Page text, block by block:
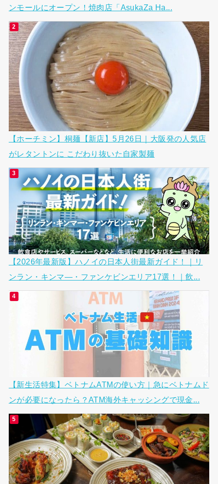
ンモールにオープン！焼肉店「AsukaZa Ha...
【ホーチミン】桐麺【新店】5月26日｜大阪発の人気店
がレタントンに こだわり抜いた自家製麺
【2026年最新版】ハノイの日本人街最新ガイド！｜リ
ンラン・キンマ―・ファンケビンエリア17選！｜飲...
【新生活特集】ベトナムATMの使い方｜急にベトナムド
ンが必要になったら？ATM海外キャッシングで現金...